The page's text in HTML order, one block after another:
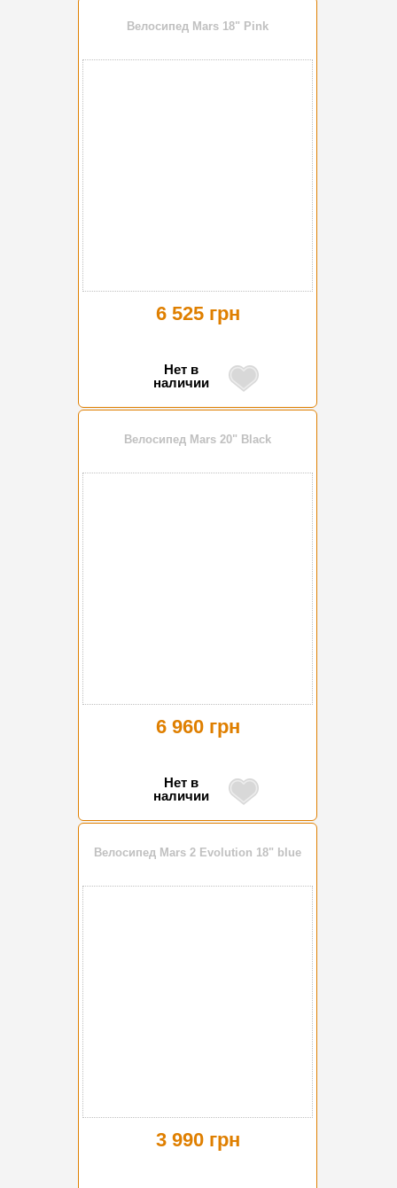
Велосипед Mars 18" Pink
6 525 грн
Нет в
наличии
Велосипед Mars 20" Black
6 960 грн
Нет в
наличии
Велосипед Mars 2 Evolution 18" blue
3 990 грн